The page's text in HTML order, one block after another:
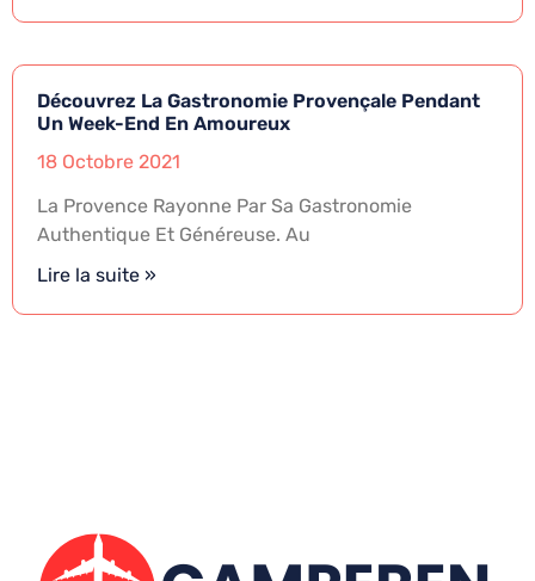
Découvrez La Gastronomie Provençale Pendant
Un Week-End En Amoureux
18 Octobre 2021
La Provence Rayonne Par Sa Gastronomie
Authentique Et Généreuse. Au
Lire la suite »